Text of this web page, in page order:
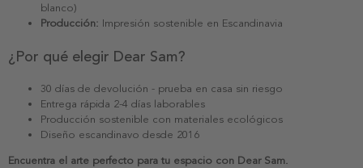
blanco)
Producción: Impresión sostenible en Escandinavia
¿Por qué elegir Dear Sam?
30 días de devolución - prueba en casa sin riesgo
Entrega rápida 2-4 días laborables
Producción sostenible con materiales ecológicos
Diseño escandinavo desde 2016
Encuentra el arte perfecto para tu espacio con Dear Sam.